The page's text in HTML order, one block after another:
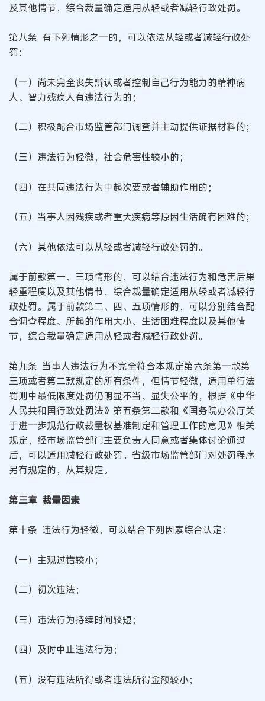
及其他情节，综合裁量确定适用从轻或者减轻行政处罚。
第八条 有下列情形之一的，可以依法从轻或者减轻行政处
罚：
（一）尚未完全丧失辨认或者控制自己行为能力的精神病
人、智力残疾人有违法行为的；
（二）积极配合市场监管部门调查并主动提供证据材料的；
（三）违法行为轻微，社会危害性较小的；
（四）在共同违法行为中起次要或者辅助作用的；
（五）当事人因残疾或者重大疾病等原因生活确有困难的；
（六）其他依法可以从轻或者减轻行政处罚的。
属于前款第一、三项情形的，可以结合违法行为和危害后果
轻重程度以及其他情节，综合裁量确定适用从轻或者减轻行
政处罚。属于前款第二、四、五项情形的，可以分别结合配
合调查程度、所起的作用大小、生活困难程度以及其他情
节，综合裁量确定适用从轻或者减轻行政处罚。
第九条 当事人违法行为不完全符合本规定第六条第一款第
三项或者第二款规定的所有条件，但情节轻微，适用单行法
罚则中最低限度处罚仍明显不当、显失公平的，根据《中华
人民共和国行政处罚法》第五条第二款和《国务院办公厅关
于进一步规范行政裁量权基准制定和管理工作的意见》相关
规定，经市场监管部门主要负责人同意或者集体讨论通过
后，可以适用减轻行政处罚。省级市场监管部门对处罚程序
另有规定的，从其规定。
第三章 裁量因素
第十条 违法行为轻微，可以结合下列因素综合认定：
（一）主观过错较小；
（二）初次违法；
（三）违法行为持续时间较短；
（四）及时中止违法行为；
（五）没有违法所得或者违法所得金额较小；